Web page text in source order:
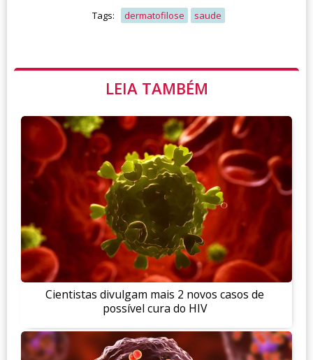
Tags: dermatofilose saude
LEIA TAMBÉM
Cientistas divulgam mais 2 novos casos de
possível cura do HIV